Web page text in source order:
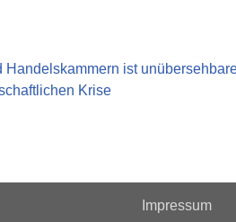
Handelskammern ist
Krise
Impressum